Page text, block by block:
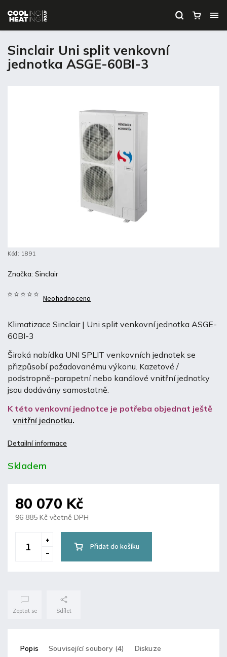
Sinclair Uni split venkovní
jednotka ASGE-60BI-3
Kód: 1891
Neohodnoceno
Klimatizace Sinclair | Uni split venkovní jednotka ASGE-
60BI-3
Široká nabídka UNI SPLIT venkovních jednotek se
přizpůsobí požadovanému výkonu. Kazetové /
podstropně-parapetní nebo kanálové vnitřní jednotky
jsou dodávány samostatně.
K této venkovní jednotce je potřeba objednat ještě
vnitřní jednotku.
Detailní informace
Značka: Sinclair
Skladem
80 070 Kč
96 885 Kč včetně DPH
Přidat do košíku
Zeptat se Sdílet
Popis Související soubory (4) Diskuze